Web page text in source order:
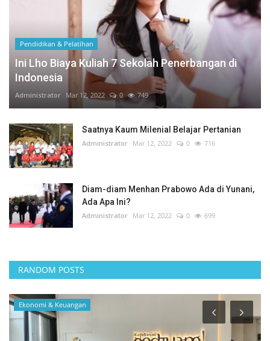
Pendidikan & Pelatihan
Ini Lho Biaya Kuliah 7 Sekolah Penerbangan di
Indonesia
Administrator Mar 12, 2022 0 749
Saatnya Kaum Milenial Belajar Pertanian
Administrator Mar 12, 2022 0 716
Diam-diam Menhan Prabowo Ada di Yunani,
Ada Apa Ini?
Administrator Mar 12, 2022 0 699
RANDOM POSTS
Sosial Budaya Pariwisata